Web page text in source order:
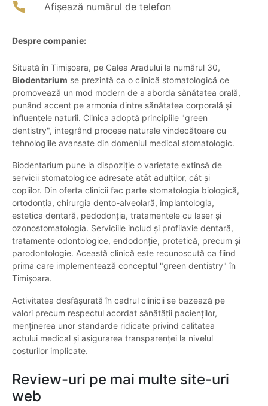
Afișează numărul de telefon
Despre companie:
Situată în Timișoara, pe Calea Aradului la numărul 30,
Biodentarium se prezintă ca o clinică stomatologică ce
promovează un mod modern de a aborda sănătatea orală,
punând accent pe armonia dintre sănătatea corporală și
influențele naturii. Clinica adoptă principiile "green
dentistry", integrând procese naturale vindecătoare cu
tehnologiile avansate din domeniul medical stomatologic.
Biodentarium pune la dispoziție o varietate extinsă de
servicii stomatologice adresate atât adulților, cât și
copiilor. Din oferta clinicii fac parte stomatologia biologică,
ortodonția, chirurgia dento-alveolară, implantologia,
estetica dentară, pedodonția, tratamentele cu laser și
ozonostomatologia. Serviciile includ și profilaxie dentară,
tratamente odontologice, endodonție, protetică, precum și
parodontologie. Această clinică este recunoscută ca fiind
prima care implementează conceptul "green dentistry" în
Timișoara.
Activitatea desfășurată în cadrul clinicii se bazează pe
valori precum respectul acordat sănătății pacienților,
menținerea unor standarde ridicate privind calitatea
actului medical și asigurarea transparenței la nivelul
costurilor implicate.
Review-uri pe mai multe site-uri
web